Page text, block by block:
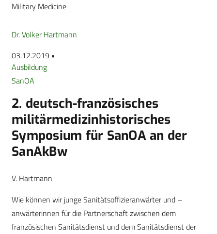
Military Medicine
Dr. Volker Hartmann
03.12.2019 •
Ausbildung
SanOA
2. deutsch-französisches
militärmedizinhistorisches
Symposium für SanOA an der
SanAkBw
V. Hartmann
Wie können wir junge Sanitätsoffizieranwärter und –
anwärterinnen für die Partnerschaft zwischen dem
französischen Sanitätsdienst und dem Sanitätsdienst der